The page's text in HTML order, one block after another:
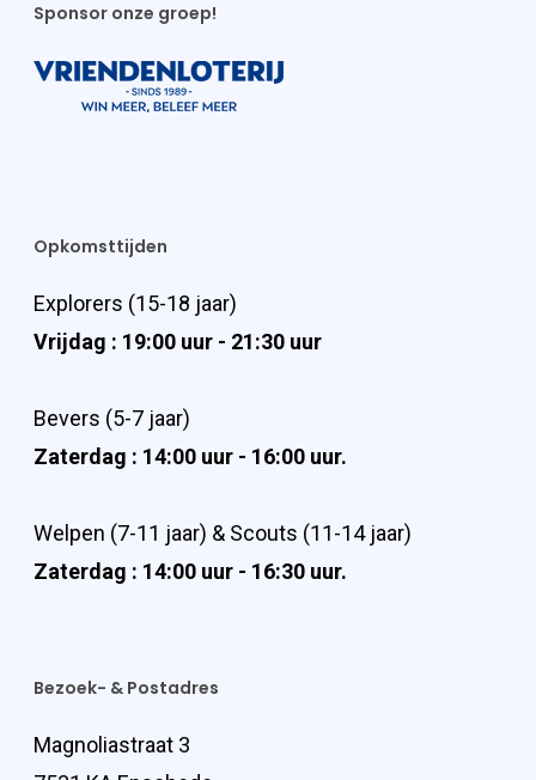
Sponsor onze groep!
Opkomsttijden
Explorers (15-18 jaar)
Vrijdag : 19:00 uur - 21:30 uur
Bevers (5-7 jaar)
Zaterdag : 14:00 uur - 16:00 uur.
Welpen (7-11 jaar) & Scouts (11-14 jaar)
Zaterdag : 14:00 uur - 16:30 uur.
Bezoek- & Postadres
Magnoliastraat 3